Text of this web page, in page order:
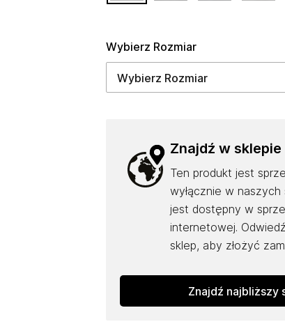
Wybierz Rozmiar
Znajdź w sklepie
Ten produkt jest
wyłącznie w naszych
jest dostępny w
internetowej.
sklep, aby złożyć
Znajdź najbliższy